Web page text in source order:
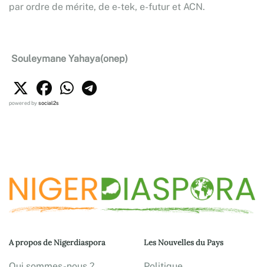
par ordre de mérite, de e-tek, e-futur et ACN.
Souleymane Yahaya(onep)
powered bysocial2s
A propos de Nigerdiaspora Les Nouvelles du Pays